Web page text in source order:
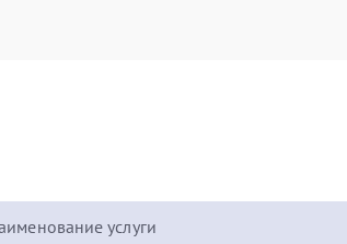
услуги